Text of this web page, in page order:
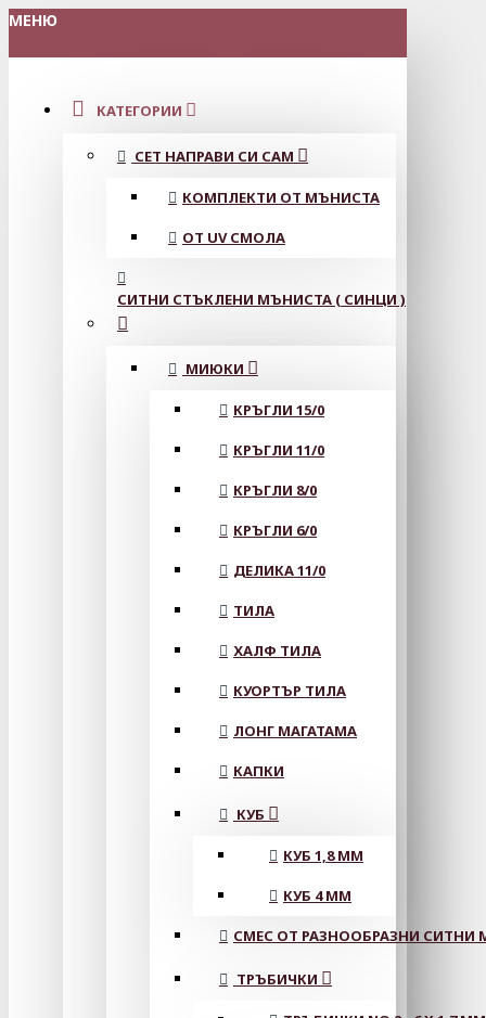
МЕНЮ
КАТЕГОРИИ
СЕТ НАПРАВИ СИ САМ
КОМПЛЕКТИ ОТ МЪНИСТА
ОТ UV СМОЛА
СИТНИ СТЪКЛЕНИ МЪНИСТА ( СИНЦИ )
МИЮКИ
КРЪГЛИ 15/0
КРЪГЛИ 11/0
КРЪГЛИ 8/0
КРЪГЛИ 6/0
ДЕЛИКА 11/0
ТИЛА
ХАЛФ ТИЛА
КУОРТЪР ТИЛА
ЛОНГ МАГАТАМА
КАПКИ
КУБ
КУБ 1,8 ММ
КУБ 4 ММ
СМЕС ОТ РАЗНООБРАЗНИ СИТНИ
ТРЪБИЧКИ